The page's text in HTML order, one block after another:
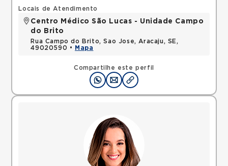
Compartilhe este perfil
Locais de Atendimento
Centro Médico São Lucas - Unidade Campo
do Brito
Rua Campo do Brito, Sao Jose, Aracaju, SE,
49020590 •
Mapa